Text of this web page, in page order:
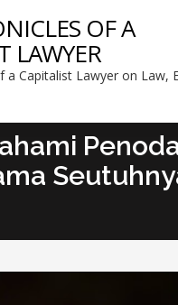
OF A
LAWYER
a Capitalist Lawyer on Law,